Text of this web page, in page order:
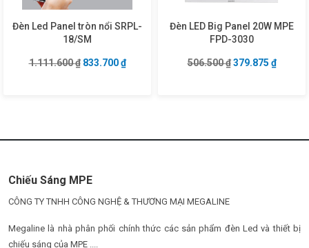
Đèn Led Panel tròn nổi SRPL-
18/SM
1.111.600₫ Giá gốc là: 1.111.600 ₫.
833.700₫Giá hiện tại là: 833.700 ₫.
Đèn LED Big Panel 20W MPE
FPD-3030
506.500₫ Giá gốc là:
379.875 ₫Giá
Chiếu Sáng MPE
CÔNG TY TNHH CÔNG NGHỆ & THƯƠNG MẠI MEGALINE
Megaline là nhà phân phối chính thức các sản phẩm đèn Led và thiết bị
chiếu sáng của MPE ....